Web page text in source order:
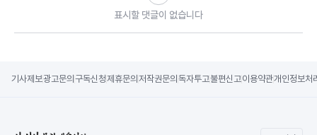
표시할 댓글이 없습니다
기사제보광고문의 구독신청제휴문의 저작권문의 독자투고불편신고이용약관개인정보처